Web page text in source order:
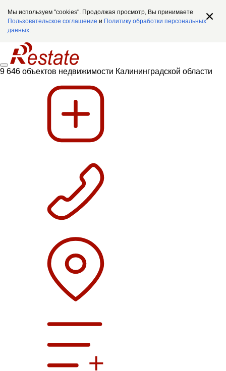
Мы используем "cookies". Продолжая просмотр, Вы принимаете
Пользовательское соглашение и Политику обработки персональных
данных.
9 646 объектов недвижимости Калининградской области